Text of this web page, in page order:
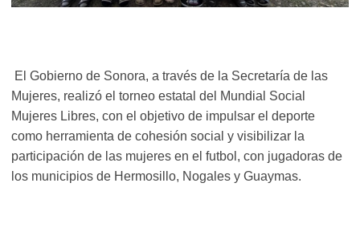
El Gobierno de Sonora, a través de la Secretaría de las
Mujeres, realizó el torneo estatal del Mundial Social
Mujeres Libres, con el objetivo de impulsar el deporte
como herramienta de cohesión social y visibilizar la
participación de las mujeres en el futbol, con jugadoras de
los municipios de Hermosillo, Nogales y Guaymas.